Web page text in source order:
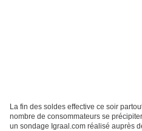
La fin des soldes effective ce soir
nombre de consommateurs se
un sondage Igraal.com réalisé auprès